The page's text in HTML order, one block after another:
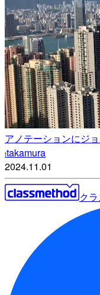
アノテーションにジ
ttakamura
2024.11.01
ク